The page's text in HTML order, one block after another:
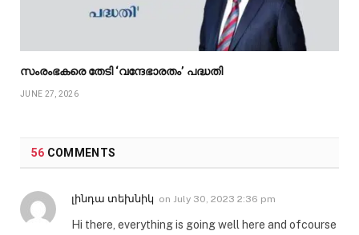
സംരംഭകരെ തേടി ‘വന്ദേഭാരതം’ പദ്ധതി
JUNE 27, 2026
56 COMMENTS
լինդա տեխնիկ on July 30, 2023 2:36 pm
Hi there, everything is going well here and ofcourse